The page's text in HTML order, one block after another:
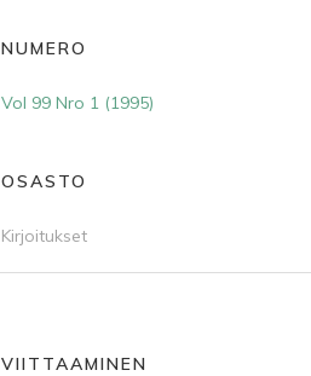
NUMERO
Vol 99 Nro 1 (1995)
OSASTO
Kirjoitukset
VIITTAAMINEN